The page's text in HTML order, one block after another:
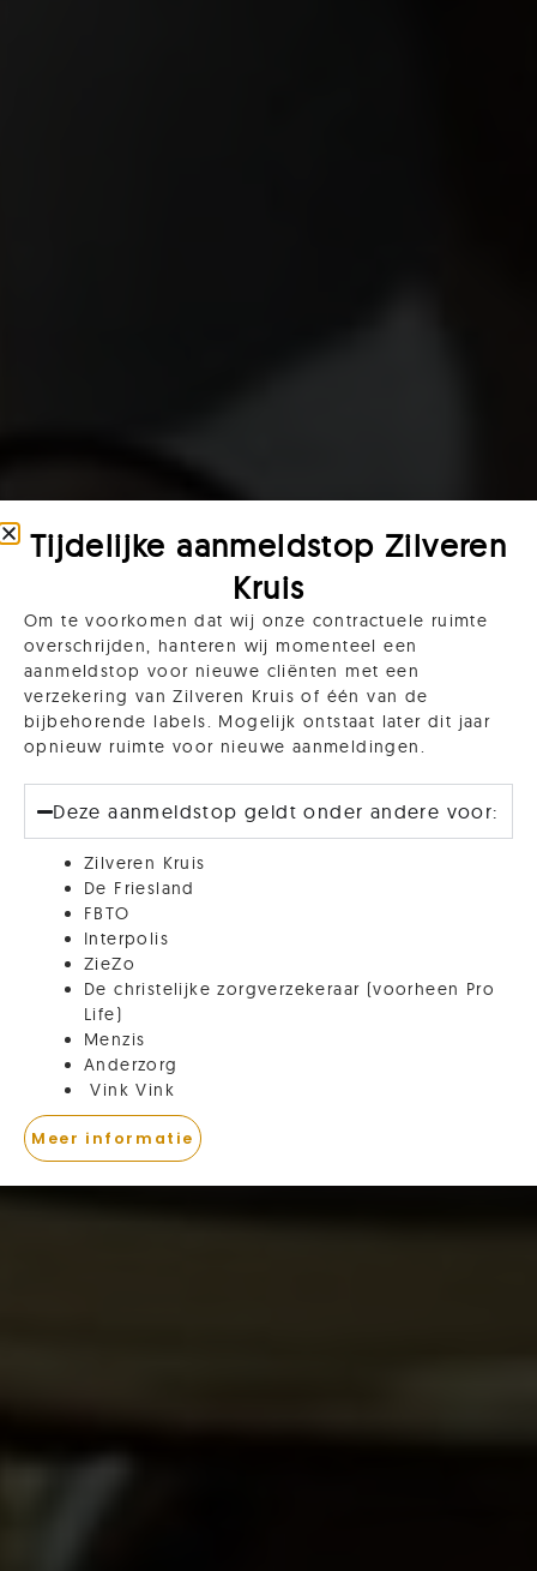
Bedrijfscoaching Almere
“Een mens kan zijn leven veranderen
door zijn houding te veranderen.“–
Abraham Maslow
Start Nu
Tijdelijke aanmeldstop Zilveren
Kruis
Om te voorkomen dat wij onze contractuele ruimte
overschrijden, hanteren wij momenteel een
aanmeldstop voor nieuwe cliënten met een
verzekering van Zilveren Kruis of één van de
bijbehorende labels. Mogelijk ontstaat later dit jaar
opnieuw ruimte voor nieuwe aanmeldingen.
Deze aanmeldstop geldt onder andere voor:
Zilveren Kruis
De Friesland
FBTO
Interpolis
ZieZo
De christelijke zorgverzekeraar (voorheen Pro
Life)
Menzis
Anderzorg
Vink Vink
Meer informatie